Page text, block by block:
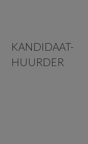
KANDIDAAT-
HUURDER